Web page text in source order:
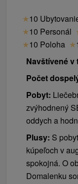
★10
★10 Personál
★10 Poloha ★
Navštívené v
Počet
Pobyt:
zvýhodnený
oddych a
Plusy: S
kúpeľoch v
spokojná. O
Domalenku